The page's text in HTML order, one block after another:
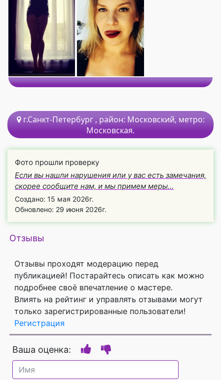
г.Санкт-Петербург, район: Московский,метро:
Московская.
Фото прошли проверку
Если вы нашли нарушения или у вас есть замечания,
скорее сообщите нам, и мы примем меры...
Создано: 15 мая 2026г.
Обновлено: 29 июня 2026г.
Отзывы
Отзывы проходят модерацию перед
публикацией! Постарайтесь описать как можно
подробнее своё впечатление о мастере.
Влиять на рейтинг и управлять отзывами могут
только зарегистрированные пользователи!
Регистрация
Ваша оценка: